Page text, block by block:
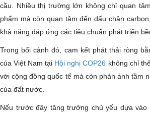
cầu. Nhiều thị trường lớn không chỉ quan
phẩm mà còn quan tâm đến dấu chân
khả năng đáp ứng các tiêu chuẩn phát triển
Trong bối cảnh đó, cam kết phát thải ròng
của Việt Nam tại Hội nghị COP26 không chỉ
với cộng đồng quốc tế mà còn phản ánh tầm
của đất nước.
Nếu trước đây tăng trưởng chủ yếu dựa vào